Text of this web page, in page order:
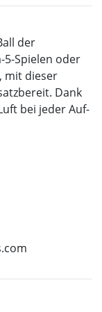
der
5-Spielen oder
mit dieser
Dank
bei jeder Auf-